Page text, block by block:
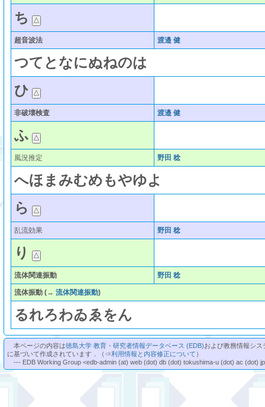
ち
超音波法 渡邉 健
つて と なにぬねのは
ひ
非破壊検査 渡邉 健
ふ
風況推定 野田 稔
へほ ま みむめもやゆよ
ら
乱流効果 野田 稔
り
流体関連振動 野田 稔
流体振動(→ 流体関連振動)
るれろわゐ ゑ をん
本ページの内容は徳島大学 教育・研究者情報データベース (EDB)および教務情報シ
に基づいて作成されています．（⇒利用情報と内容修正について ）
--- EDB Working Group <edb-admin (at) web (dot) db (dot) tokushima-u (dot) ac (dot)